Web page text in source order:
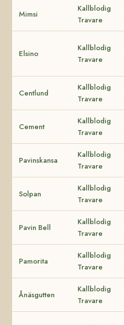
Mimsi
Kallblodig
Travare
Elsino
Kallblodig
Travare
Centlund
Kallblodig
Travare
Cement
Kallblodig
Travare
Pavinskansa
Kallblodig
Travare
Solpan
Kallblodig
Travare
Pavin Bell
Kallblodig
Travare
Pamorita
Kallblodig
Travare
Ånäsgutten
Kallblodig
Travare